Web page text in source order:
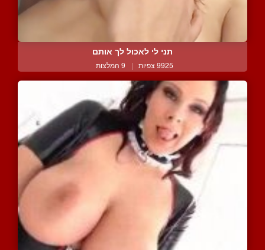
תני לי לאכול לך אותם
9925 צפיות | 9 המלצות